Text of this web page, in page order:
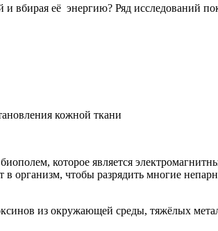
вбирая её энергию? Ряд исследований
кожной ткани
которое является
организм, чтобы разрядить многие
из окружающей среды, тяжёлых